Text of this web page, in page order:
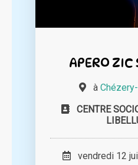
APERO ZIC
à
CENTRE
vendredi 12